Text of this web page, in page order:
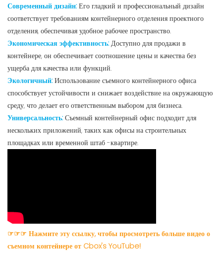
Современный дизайн: Его гладкий и профессиональный дизайн
соответствует требованиям контейнерного отделения проектного
отделения, обеспечивая удобное рабочее пространство.
Экономическая эффективность: Доступно для продажи в
контейнере, он обеспечивает соотношение цены и качества без
ущерба для качества или функций.
Экологичный: Использование съемного контейнерного офиса
способствует устойчивости и снижает воздействие на окружающую
среду, что делает его ответственным выбором для бизнеса.
Универсальность: Съемный контейнерный офис подходит для
нескольких приложений, таких как офисы на строительных
площадках или временной штаб -квартире.
☞☞☞ Нажмите эту ссылку, чтобы просмотреть больше видео о
съемном контейнере от Cbox's YouTube!